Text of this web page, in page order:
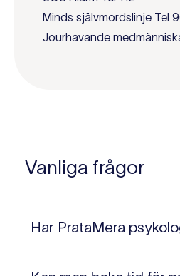
Minds självmordslinje Tel
Jourhavande
Vanliga frågor
Har PrataMera